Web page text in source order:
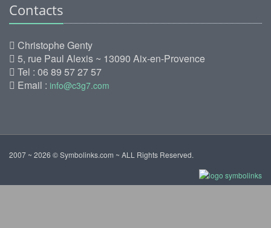
Contacts
Christophe Genty
5, rue Paul Alexis ~ 13090 Aix-en-Provence
Tel : 06 89 57 27 57
Email : info@c3g7.com
2007 ~ 2026 © Symbolinks.com ~ ALL Rights Reserved.